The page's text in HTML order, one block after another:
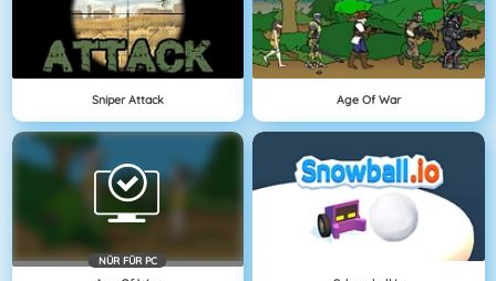
Sniper Attack Age Of War
NÜR FÜR PC